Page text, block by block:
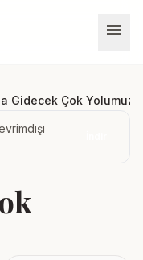
menu
Gidecek Çok Yolumuz